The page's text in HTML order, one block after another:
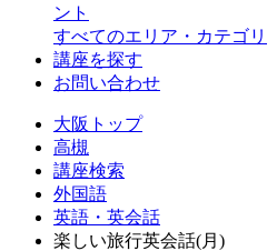
ント
すべてのエリア・カテゴリ
講座を探す
お問い合わせ
大阪トップ
高槻
講座検索
外国語
英語・英会話
楽しい旅行英会話(月)